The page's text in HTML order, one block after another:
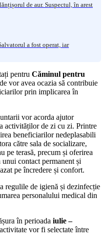
de aur. Suspectul, în arest
a fost operat, iar
pentru Căminul pentru
vor avea ocazia să contribuie
prin implicarea în
vor acorda ajutor
activităților de zi cu zi. Printre
beneficiarilor nedeplasabili
către sala de socializare,
pe terasă, precum și oferirea
contact permanent și
pe încredere și confort.
regulile de igienă și dezinfecție
personalului medical din
în perioada iulie –
vor fi selectate între